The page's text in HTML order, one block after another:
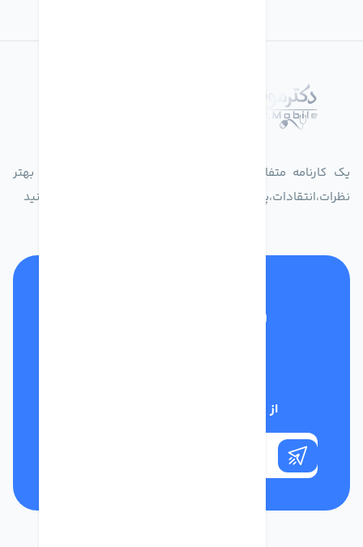
یک کارنامه متفاوت از زندگیت ثبت کن برای ارایه خدمات بهتر
نظرات،انتقادات،پیشنهاداتتان را به سامانه 30004719 ارسال کنید
از تخفیف‌های فروشگاه با خبر شوید